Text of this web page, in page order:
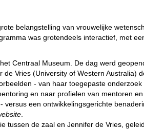
belangstelling van vrouwelijke
was grotendeels interactief, met
Centraal Museum. De dag werd
Vries (University of Western Australia)
- van haar toegepaste onderzoek
en naar profielen van mentoren
een ontwikkelingsgerichte
tussen de zaal en Jennifer de Vries,